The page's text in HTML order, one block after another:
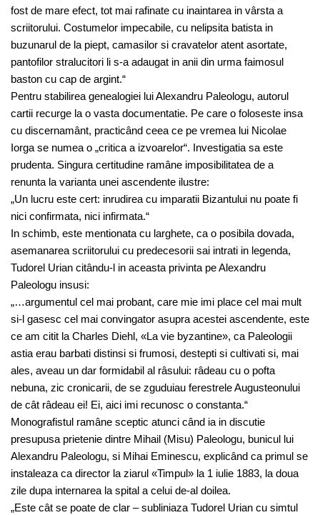
fost de mare efect, tot mai rafinate cu inaintarea in vârsta a
scriitorului. Costumelor impecabile, cu nelipsita batista in
buzunarul de la piept, camasilor si cravatelor atent asortate,
pantofilor stralucitori li s-a adaugat in anii din urma faimosul
baston cu cap de argint.“
Pentru stabilirea genealogiei lui Alexandru Paleologu, autorul
cartii recurge la o vasta documentatie. Pe care o foloseste insa
cu discernamânt, practicând ceea ce pe vremea lui Nicolae
Iorga se numea o „critica a izvoarelor“. Investigatia sa este
prudenta. Singura certitudine ramâne imposibilitatea de a
renunta la varianta unei ascendente ilustre:
„Un lucru este cert: inrudirea cu imparatii Bizantului nu poate fi
nici confirmata, nici infirmata.“
In schimb, este mentionata cu larghete, ca o posibila dovada,
asemanarea scriitorului cu predecesorii sai intrati in legenda,
Tudorel Urian citându-l in aceasta privinta pe Alexandru
Paleologu insusi:
„…argumentul cel mai probant, care mie imi place cel mai mult
si-l gasesc cel mai convingator asupra acestei ascendente, este
ce am citit la Charles Diehl, «La vie byzantine», ca Paleologii
astia erau barbati distinsi si frumosi, destepti si cultivati si, mai
ales, aveau un dar formidabil al râsului: râdeau cu o pofta
nebuna, zic cronicarii, de se zguduiau ferestrele Augusteonului
de cât râdeau ei! Ei, aici imi recunosc o constanta.“
Monografistul ramâne sceptic atunci când ia in discutie
presupusa prietenie dintre Mihail (Misu) Paleologu, bunicul lui
Alexandru Paleologu, si Mihai Eminescu, explicând ca primul se
instaleaza ca director la ziarul «Timpul» la 1 iulie 1883, la doua
zile dupa internarea la spital a celui de-al doilea.
„Este cât se poate de clar – subliniaza Tudorel Urian cu simtul